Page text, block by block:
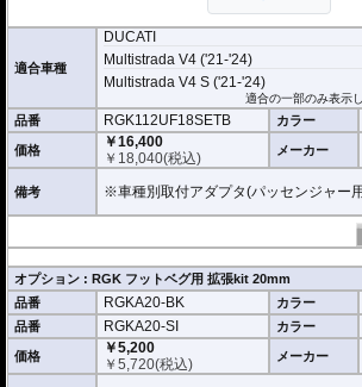
ライディングスタイルに合わせて調整が可能になりま
適合車種
DUCATI
Multistrada V4 ('21-'24)
Multistrada V4 S ('21-'24)
適合の一部のみ表示
品番 RGK112UF18SETB カラー
価格
￥16,400
￥ 18,040(税込) メーカー
備考 ※車種別取付アダプタ(パッセンジャー
オプション : RGK フットベグ用 拡張kit 20mm
品番
RGKA20-BK カラー
品番 RGKA20-SI カラー
価格
￥5,200
￥5,720(税込) メーカー